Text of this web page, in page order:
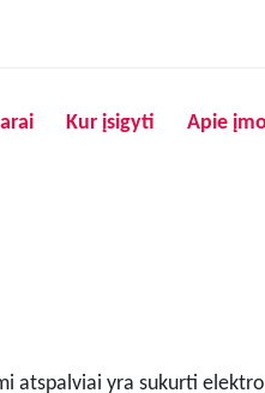
Kur įsigyti Apie
atspalviai yra sukurti